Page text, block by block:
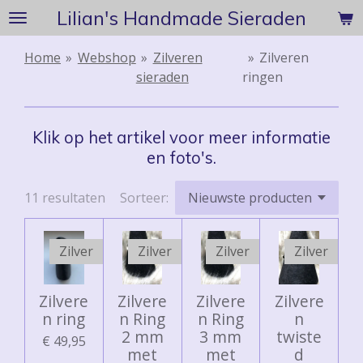
Ga
direct
naar
Lilian's Handmade Sieraden
Home » Webshop » Zilveren
sieraden
» Zilveren
ringen
Klik op het artikel voor meer informatie
en foto's.
11 resultaten Sorteer:
Zilver
Zilvere
n ring
€ 49,95
Zilver
Zilvere
n Ring
2 mm
met
Zilver
Zilvere
n Ring
3 mm
met
Zilver
Zilvere
n
twiste
d